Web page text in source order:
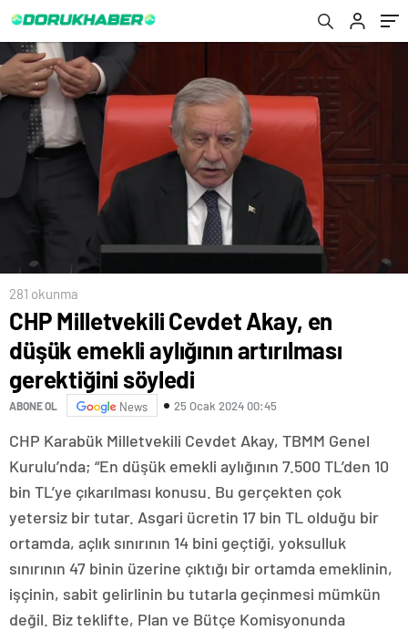
281 okunma
CHP Milletvekili Cevdet Akay, en
düşük emekli aylığının artırılması
gerektiğini söyledi
ABONE OL News 25 Ocak 2024 00:45
CHP Karabük Milletvekili Cevdet Akay, TBMM Genel
Kurulu’nda; “En düşük emekli aylığının 7.500 TL’den 10
bin TL’ye çıkarılması konusu. Bu gerçekten çok
yetersiz bir tutar. Asgari ücretin 17 bin TL olduğu bir
ortamda, açlık sınırının 14 bini geçtiği, yoksulluk
sınırının 47 binin üzerine çıktığı bir ortamda emeklinin,
işçinin, sabit gelirlinin bu tutarla geçinmesi mümkün
değil. Biz teklifte, Plan ve Bütçe Komisyonunda